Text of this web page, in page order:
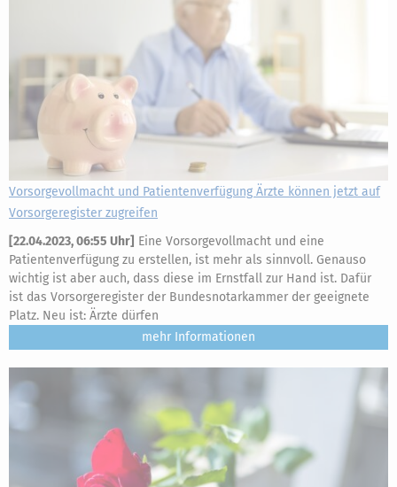
Vorsorgevollmacht und Patientenverfügung Ärzte können jetzt auf
Vorsorgeregister zugreifen
[22.04.2023, 06:55 Uhr] Eine Vorsorgevollmacht und eine
Patientenverfügung zu erstellen, ist mehr als sinnvoll. Genauso
wichtig ist aber auch, dass diese im Ernstfall zur Hand ist. Dafür
ist das Vorsorgeregister der Bundesnotarkammer der geeignete
Platz. Neu ist: Ärzte dürfen
mehr